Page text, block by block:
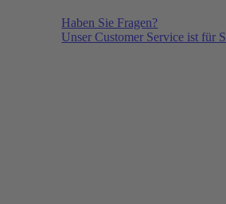
Haben Sie Fragen?
Unser Customer Service ist für